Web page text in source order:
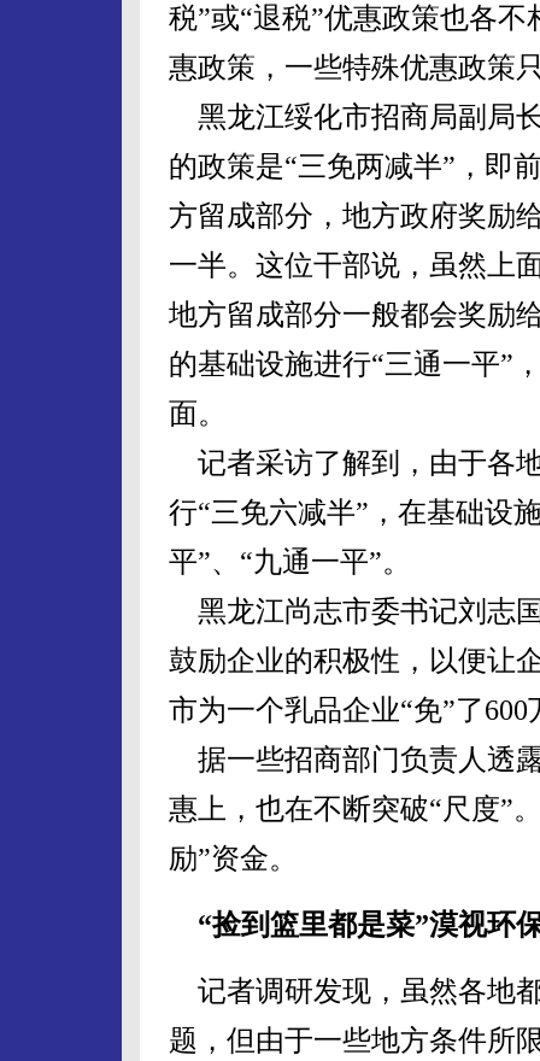
税”或“退税”优惠政策也各
惠政策，一些特殊优惠政策
黑龙江绥化市招商局副局
的政策是“三免两减半”，即
方留成部分，地方政府奖励
一半。这位干部说，虽然上
地方留成部分一般都会奖励
的基础设施进行“三通一平”
面。
记者采访了解到，由于各
行“三免六减半”，在基础设
平”、“九通一平”。
黑龙江尚志市委书记刘志
鼓励企业的积极性，以便让
市为一个乳品企业“免”了
据一些招商部门负责人透
惠上，也在不断突破“尺度”
励”资金。
“捡到篮里都是菜”漠视环
记者调研发现，虽然各地
题，但由于一些地方条件所